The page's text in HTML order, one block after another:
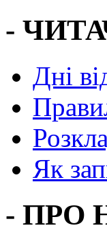
-
Дні
Як
- ПРО